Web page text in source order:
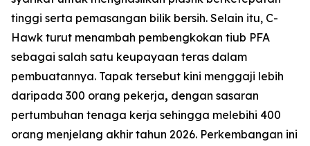
tinggi serta pemasangan bilik bersih. Selain itu, C-
Hawk turut menambah pembengkokan tiub PFA
sebagai salah satu keupayaan teras dalam
pembuatannya. Tapak tersebut kini menggaji lebih
daripada 300 orang pekerja, dengan sasaran
pertumbuhan tenaga kerja sehingga melebihi 400
orang menjelang akhir tahun 2026. Perkembangan ini